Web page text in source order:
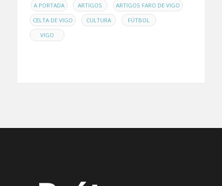
ENA PORTADA , ARTIGOS , ARTIGOS FARO DE VIGO ,
CELTA DE VIGO , CULTURA , FÚTBOL ,
VIGO